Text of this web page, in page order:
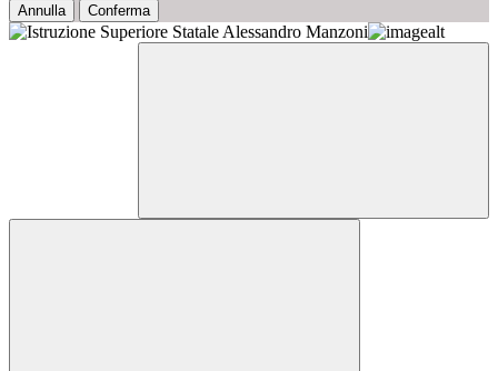
Annulla Conferma